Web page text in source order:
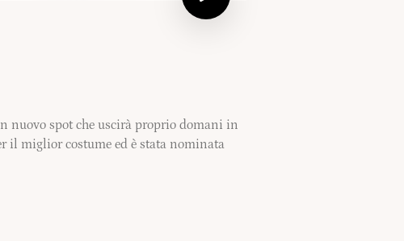
nuovo spot che uscirà proprio domani in
il miglior costume ed è stata nominata